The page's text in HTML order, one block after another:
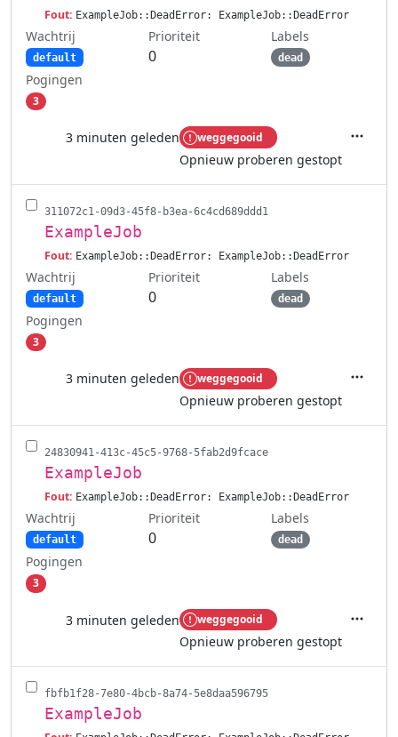
Fout: ExampleJob::DeadError: ExampleJob::DeadError
Wachtrij
default
Prioriteit
0
Labels
dead
Pogingen
3
3 minuten geleden weggegooid
Opnieuw proberen gestopt
311072c1-09d3-45f8-b3ea-6c4cd689ddd1
ExampleJob
Fout: ExampleJob::DeadError: ExampleJob::DeadError
Wachtrij
default
Prioriteit
0
Labels
dead
Pogingen
3
3 minuten geleden weggegooid
Opnieuw proberen gestopt
24830941-413c-45c5-9768-5fab2d9fcace
ExampleJob
Fout: ExampleJob::DeadError: ExampleJob::DeadError
Wachtrij
default
Prioriteit
0
Labels
dead
Pogingen
3
3 minuten geleden weggegooid
Opnieuw proberen gestopt
Acties
fbfb1f28-7e80-4bcb-8a74-5e8daa596795
ExampleJob